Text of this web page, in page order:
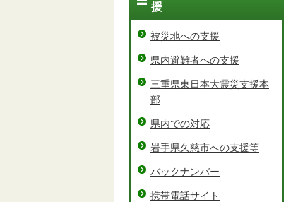
援
被災地への支援
県内避難者への支援
三重県東日本大震災支援本
部
県内での対応
岩手県久慈市への支援等
バックナンバー
携帯電話サイト